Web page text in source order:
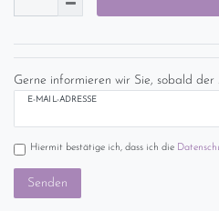
Gerne informieren wir Sie, sobald
E-MAIL-ADRESSE
Hiermit bestätige ich, dass ich die
Senden